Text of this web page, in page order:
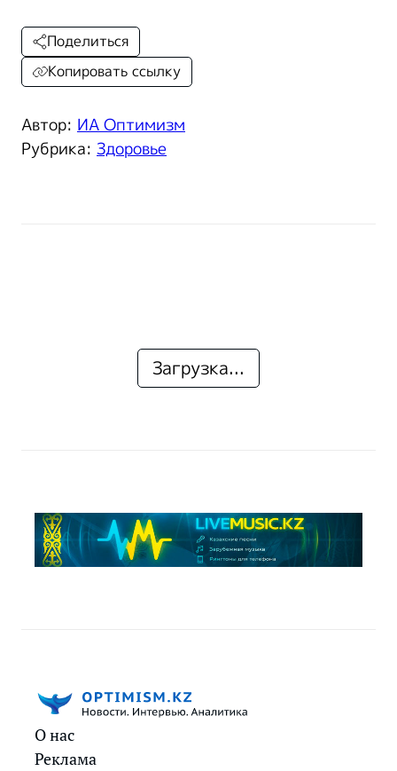
Автор: ИА Оптимизм
Рубрика: Здоровье
Поделиться
Копировать ссылку
Загрузка...
О нас
Реклама